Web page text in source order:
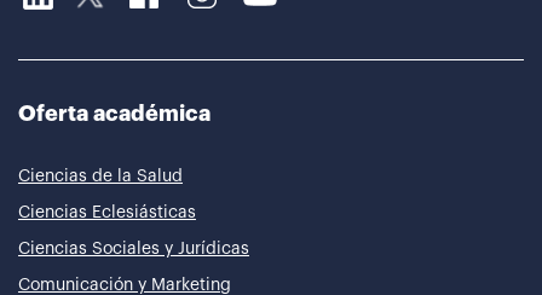
Oferta académica
Ciencias de la Salud
Ciencias Eclesiásticas
Ciencias Sociales y Jurídicas
Comunicación y Marketing